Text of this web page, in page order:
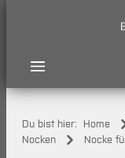
Du bist hier: Home
Nocken
Nocke